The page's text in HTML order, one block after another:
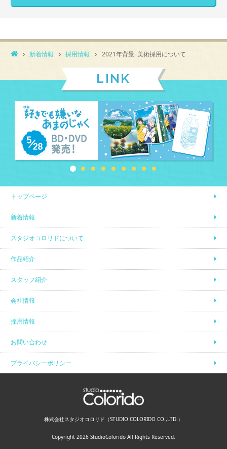
新着情報 採用情報 2021年背景･美術採用について
LINK
トップページ
新着情報
スタジオコロリドについて
作品紹介
スタッフ紹介
会社情報
採用情報
お問い合わせ
プライバシーポリシー
株式会社スタジオコロリド（STUDIO COLORIDO CO.,LTD.）
Copyright 2026 StudioColorido All Rights Reserved.